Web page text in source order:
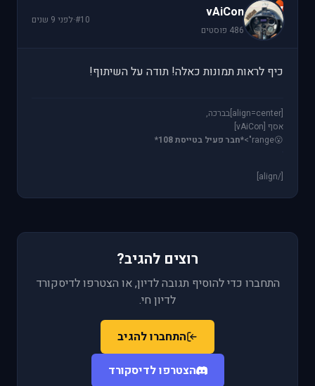
v
vAiCon
486 פוסטים
#10
·לפני 9 שנים
כיף לראות תמונות כאלה! תודה על השיתוף!
[align=center]בברכה,
אסף [vAiCon]
😮
range"> *חבר פעיל בטייסת 108*
[/align]
רוצים להגיב?
התחברו כדי להוסיף תגובה לדיון, או הצטרפו לדיסקורד
לדיון חי.
התחברו להגיב
הצטרפו לדיסקורד